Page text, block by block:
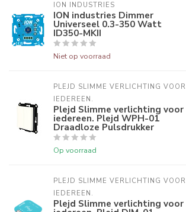
ION INDUSTRIES
ION industries Dimmer
Universeel 0.3-350 Watt
ID350-MKII
Niet op voorraad
PLEJD SLIMME VERLICHTING VOOR
IEDEREEN.
Plejd Slimme verlichting voor
iedereen. Plejd WPH-01
Draadloze Pulsdrukker
Op voorraad
PLEJD SLIMME VERLICHTING VOOR
IEDEREEN.
Plejd Slimme verlichting voor